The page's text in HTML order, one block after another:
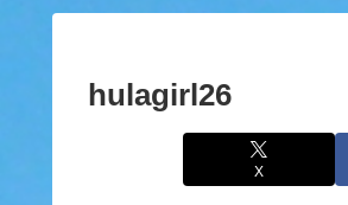
hulagirl26
X